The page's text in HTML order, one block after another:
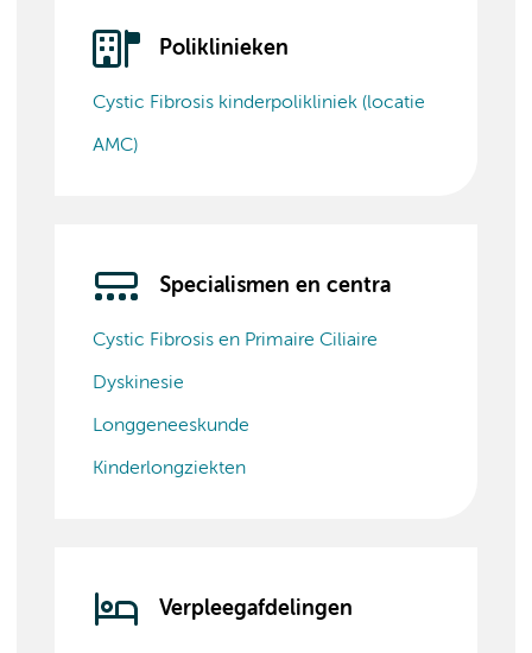
Poliklinieken
Cystic Fibrosis kinderpolikliniek (locatie
AMC)
Specialismen en centra
Cystic Fibrosis en Primaire Ciliaire
Dyskinesie
Longgeneeskunde
Kinderlongziekten
Verpleegafdelingen